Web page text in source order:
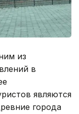
из
в
являются
города